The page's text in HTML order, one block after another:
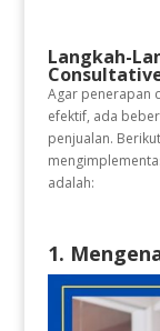
Langkah-
Agar penerapan
efektif, ada
penjualan.
adalah:
1.